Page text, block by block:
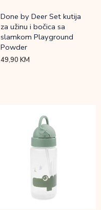
Done by Deer Set kutija
za užinu i bočica sa
slamkom Playground
Powder
49,90KM